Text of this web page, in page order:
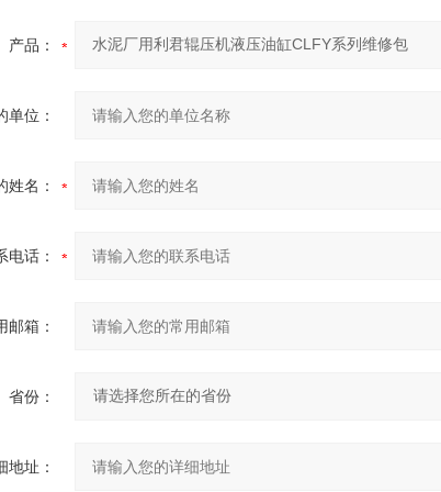
产品：
单位：
姓名：
电话：
邮箱：
省份：
地址：